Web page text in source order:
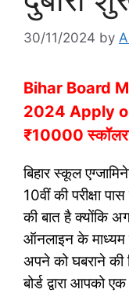
30/11/2024 by
Bihar Board
2024 Apply
₹10000
बिहार स्कूल
10वीं की परीक्षा
की बात है क्योंकि
ऑनलाइन के माध्यम
अपने को घबराने की
बोर्ड द्वारा आपको